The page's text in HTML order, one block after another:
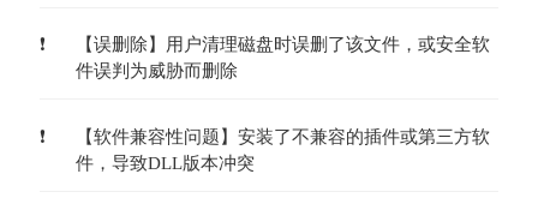
【误删除】用户清理磁盘时误删了该文件，或安全软
件误判为威胁而删除
【软件兼容性问题】安装了不兼容的插件或第三方软
件，导致DLL版本冲突